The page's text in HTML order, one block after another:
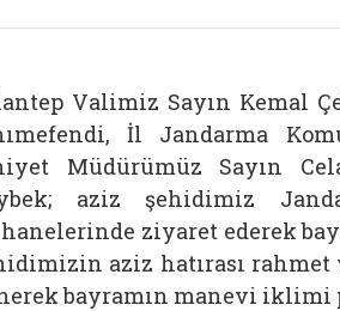
Valimiz Sayın Kemal
İl Jandarma
Müdürümüz Sayın
aziz şehidimiz
ziyaret ederek
aziz hatırası
bayramın manevi iklimi